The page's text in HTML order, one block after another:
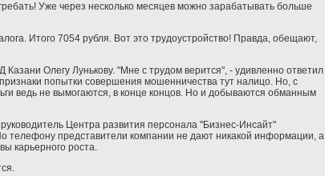
Уже через несколько месяцев можно зарабатывать больше
Итого 7054 рубля. Вот это трудоустройство! Правда, обещают,
Олегу Лунькову. "Мне с трудом верится", - удивленно ответил
попытки совершения мошенничества тут налицо. Но, с
ведь не вымогаются, в конце концов. Но и добываются обманным
Центра развития персонала "Бизнес-Инсайт"
телефону представители компании не дают никакой информации, а
карьерного роста.